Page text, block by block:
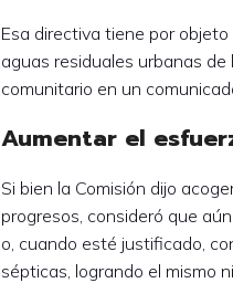
Esa directiva tiene por
aguas residuales urbanas
comunitario en un
Aumentar el
Si bien la Comisión dijo
progresos, consideró que
o, cuando esté justificado,
sépticas, logrando el mismo